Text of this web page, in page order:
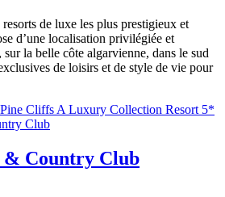
de luxe les plus prestigieux et
d’une localisation privilégiée et
la belle côte algarvienne, dans le sud
de loisirs et de style de vie pour
Cliffs A Luxury Collection Resort 5*
Country Club